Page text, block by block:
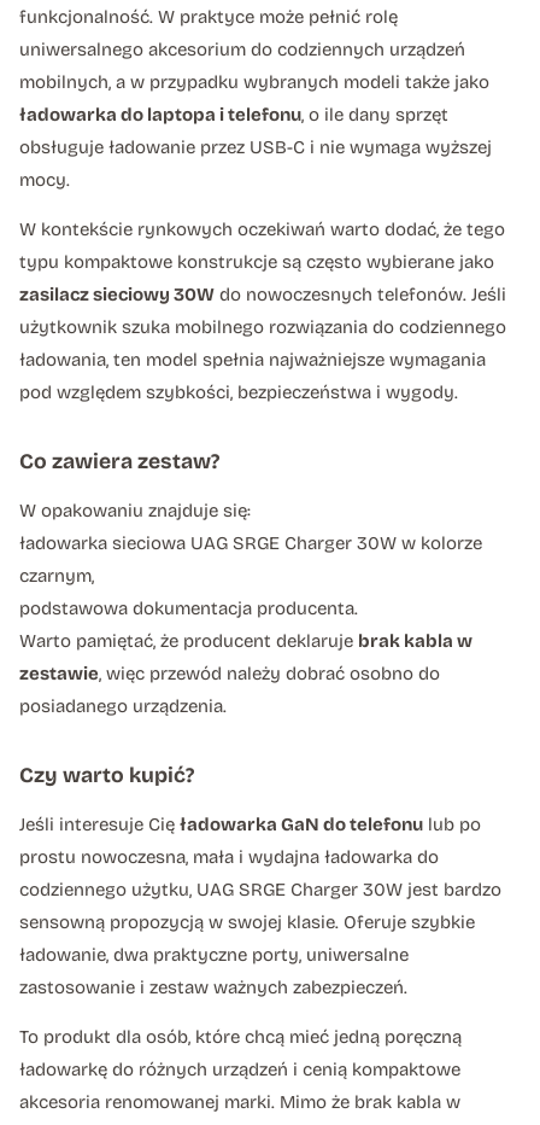
funkcjonalność. W praktyce może pełnić rolę
uniwersalnego akcesorium do codziennych urządzeń
mobilnych, a w przypadku wybranych modeli także jako
ładowarka do laptopa i telefonu, o ile dany sprzęt
obsługuje ładowanie przez USB-C i nie wymaga wyższej
mocy.
W kontekście rynkowych oczekiwań warto dodać, że tego
typu kompaktowe konstrukcje są często wybierane jako
zasilacz sieciowy 30W do nowoczesnych telefonów. Jeśli
użytkownik szuka mobilnego rozwiązania do codziennego
ładowania, ten model spełnia najważniejsze wymagania
pod względem szybkości, bezpieczeństwa i wygody.
Co zawiera zestaw?
W opakowaniu znajduje się:
ładowarka sieciowa UAG SRGE Charger 30W w kolorze
czarnym,
podstawowa dokumentacja producenta.
Warto pamiętać, że producent deklaruje brak kabla w
zestawie, więc przewód należy dobrać osobno do
posiadanego urządzenia.
Czy warto kupić?
Jeśli interesuje Cię ładowarka GaN do telefonu lub po
prostu nowoczesna, mała i wydajna ładowarka do
codziennego użytku, UAG SRGE Charger 30W jest bardzo
sensowną propozycją w swojej klasie. Oferuje szybkie
ładowanie, dwa praktyczne porty, uniwersalne
zastosowanie i zestaw ważnych zabezpieczeń.
To produkt dla osób, które chcą mieć jedną poręczną
ładowarkę do różnych urządzeń i cenią kompaktowe
akcesoria renomowanej marki. Mimo że brak kabla w